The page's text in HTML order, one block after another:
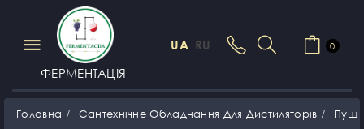
ФЕРМЕНТАЦІЯ
UA RU 0
Головна Сантехнічне Обладнання Для Дистиляторів Пуш